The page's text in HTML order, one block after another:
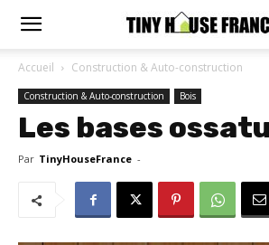
Accueil Construction & Auto-construction
Construction & Auto-construction Bois
Les bases
Par TinyHouseFrance -